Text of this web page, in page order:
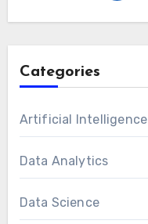
Categories
Artificial Intelligence
Data Analytics
Data Science